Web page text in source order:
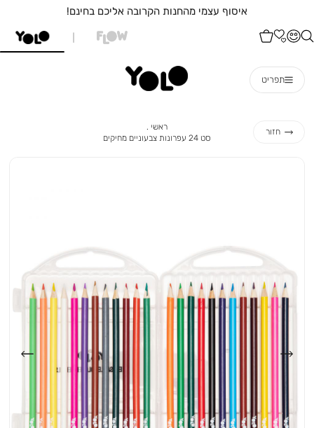
איסוף עצמי מהחנות הקרובה אליכם בחינם!
תפריט
חזור
ראשי
סט 24 עפרונות צבעוניים מחיקים